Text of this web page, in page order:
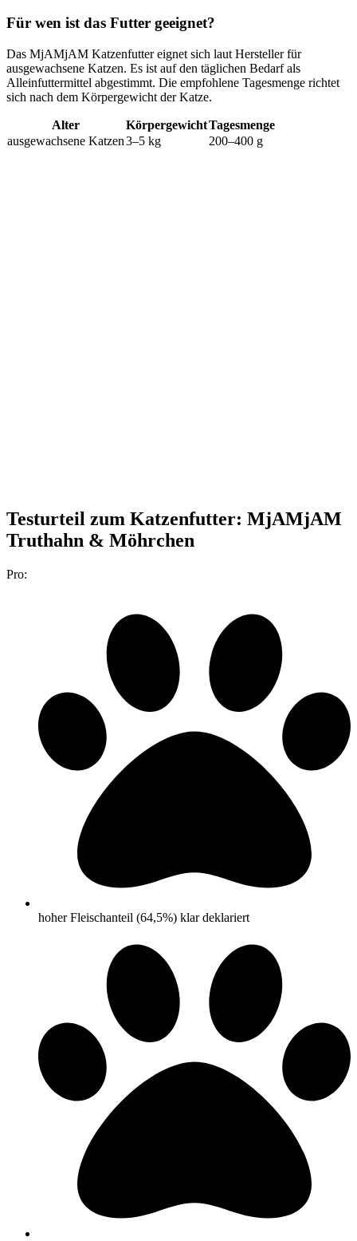
Für wen ist das Futter geeignet?
Das MjAMjAM Katzenfutter eignet sich laut Hersteller für
ausgewachsene Katzen. Es ist auf den täglichen Bedarf als
Alleinfuttermittel abgestimmt. Die empfohlene Tagesmenge richtet
sich nach dem Körpergewicht der Katze.
Alter KörpergewichtTagesmenge
ausgewachsene Katzen3–5 kg 200–400 g
Testurteil zum Katzenfutter: MjAMjAM
Truthahn & Möhrchen
Pro:
hoher Fleischanteil (64,5%) klar deklariert